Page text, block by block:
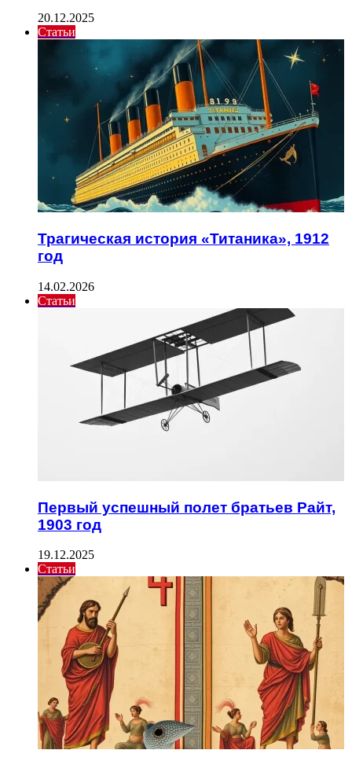
20.12.2025
Статьи
Трагическая история «Титаника», 1912
год
14.02.2026
Статьи
Первый успешный полет братьев Райт,
1903 год
19.12.2025
Статьи